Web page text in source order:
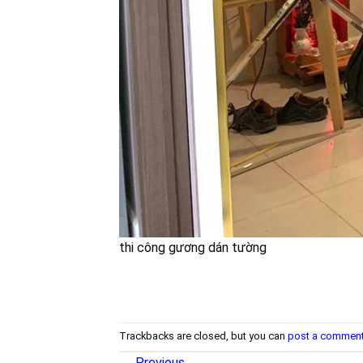
thi công gương dán tường
Trackbacks are closed, but you can post a